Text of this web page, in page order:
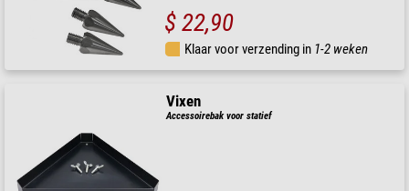
$ 22,90
Klaar voor verzending in 1-2 weken
Vixen
Accessoirebak voor statief